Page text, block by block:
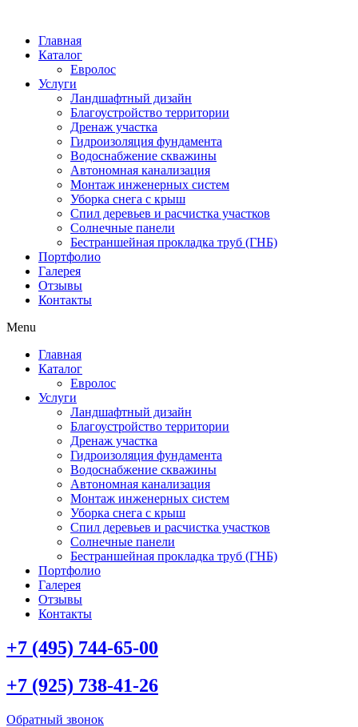
Главная
Каталог
Евролос
Услуги
Ландшафтный дизайн
Благоустройство территории
Дренаж участка
Гидроизоляция фундамента
Водоснабжение скважины
Автономная канализация
Монтаж инженерных систем
Уборка снега с крыш
Спил деревьев и расчистка участков
Солнечные панели
Бестраншейная прокладка труб (ГНБ)
Портфолио
Галерея
Отзывы
Контакты
Menu
Главная
Каталог
Евролос
Услуги
Ландшафтный дизайн
Благоустройство территории
Дренаж участка
Гидроизоляция фундамента
Водоснабжение скважины
Автономная канализация
Монтаж инженерных систем
Уборка снега с крыш
Спил деревьев и расчистка участков
Солнечные панели
Бестраншейная прокладка труб (ГНБ)
Портфолио
Галерея
Отзывы
Контакты
+7 (495) 744-65-00
+7 (925) 738-41-26
Обратный звонок